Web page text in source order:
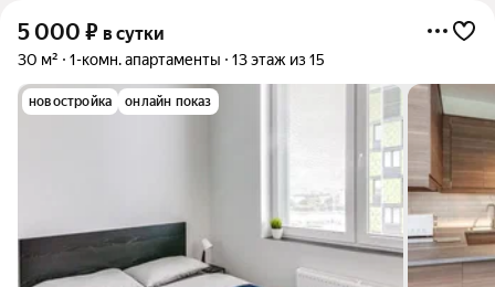
5 000 ₽ в сутки
30 м² 1-комн. апартаменты 13 этаж из 15
новостройка онлайн показ